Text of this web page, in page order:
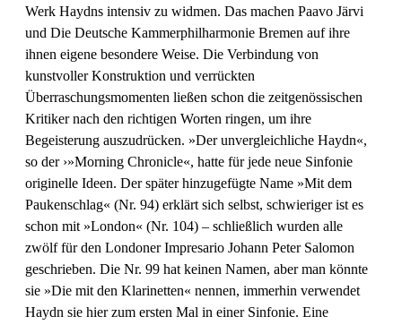
Werk Haydns intensiv zu widmen. Das machen Paavo Järvi
und Die Deutsche Kammer­philharmonie Bremen auf ihre
ihnen eigene besondere Weise. Die Verbindung von
kunstvoller Konstruktion und verrückten
Überraschungsmomenten ließen schon die zeitgenössischen
Kritiker nach den richtigen Worten ringen, um ihre
Begeisterung auszudrücken. »Der unvergleichliche Haydn«,
so der ›»Morning Chronicle«, hatte für jede neue Sinfonie
originelle Ideen. Der später hinzugefügte Name »Mit dem
Paukenschlag« (Nr. 94) erklärt sich selbst, schwieriger ist es
schon mit »London« (Nr. 104) – schließlich wurden alle
zwölf für den Londoner Impresario Johann Peter Salomon
geschrieben. Die Nr. 99 hat keinen Namen, aber man könnte
sie »Die mit den Klarinetten« nennen, immerhin verwendet
Haydn sie hier zum ersten Mal in einer Sinfonie. Eine